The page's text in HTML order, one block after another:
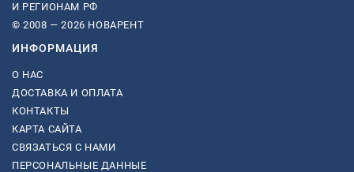
И РЕГИОНАМ РФ
© 2008 — 2026 НОВАРЕНТ
ИНФОРМАЦИЯ
О НАС
ДОСТАВКА И ОПЛАТА
КОНТАКТЫ
КАРТА САЙТА
СВЯЗАТЬСЯ С НАМИ
ПЕРСОНАЛЬНЫЕ ДАННЫЕ